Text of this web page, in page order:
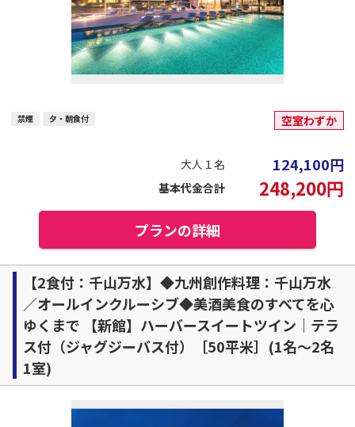
禁煙 夕・朝食付 空室わずか
大人１名 124,100円
基本代金合計 248,200円
プランの詳細
【2食付：千山万水】◆九州創作料理：千山万水
／オールインクルーシブ◆美酒美食のすべてを心
ゆくまで 【新館】ハーバースイートツイン｜テラ
ス付（ジャグジーバス付）［50平米］(1名～2名
1室)